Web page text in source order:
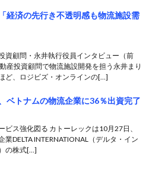
経済の先行き不透明感も物流施設需
資顧問・永井執行役員インタビュー（前
産投資顧問で物流施設開発を担う永井まり
ど、ロジビズ・オンラインの[…]
ベトナムの物流企業に36％出資完了
ビス強化図る カトーレックは10月27日、
業DELTA INTERNATIONAL（デルタ・イン
の株式[…]